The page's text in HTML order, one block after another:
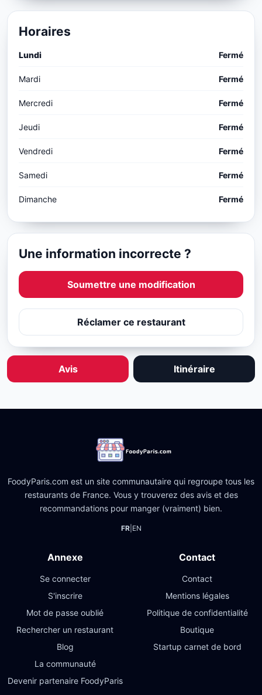
Horaires
Lundi Fermé
Mardi Fermé
Mercredi Fermé
Jeudi Fermé
Vendredi Fermé
Samedi Fermé
Dimanche Fermé
Une information incorrecte ?
Soumettre une modification
Réclamer ce restaurant
Avis Itinéraire
FoodyParis.com est un site communautaire qui regroupe tous les
restaurants de France. Vous y trouverez des avis et des
recommandations pour manger (vraiment) bien.
FR| EN
Annexe
Se connecter
S'inscrire
Mot de passe oublié
Rechercher un restaurant
Blog
La communauté
Devenir partenaire FoodyParis
Contact
Contact
Mentions légales
Politique de confidentialité
Boutique
Startup carnet de bord